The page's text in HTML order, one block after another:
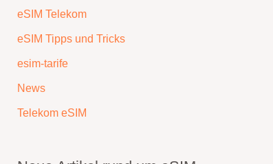
eSIM Telekom
eSIM Tipps und Tricks
esim-tarife
News
Telekom eSIM